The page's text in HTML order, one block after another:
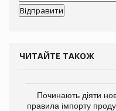
ЧИТАЙТЕ ТАКОЖ
Починають діяти
правила імпорту